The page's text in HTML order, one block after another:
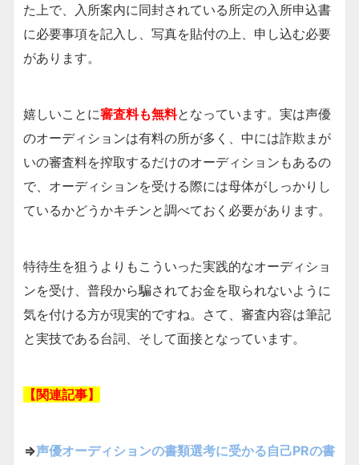
た上で、入所案内に同封されている所定の入所申込書
に必要事項を記入し、写真を貼付の上、申し込む必要
があります。
嬉しいことに審査料も無料となっています。実は声優
のオーディションは有料の所が多く、中には詐欺まが
いの審査料を搾取するだけのオーディションもあるの
で、オーディションを受ける際には母体がしっかりし
ているかどうかキチンと調べておく必要があります。
特待生を狙うよりもこういった実践的なオーディショ
ンを受け、普段から騙されてお金を取られないように
気を付ける方が現実的ですね。さて、審査内容は筆記
と実技である台詞、そして面接となっています。
【関連記事】
⇒声優オーディションの書類選考に受かる自己PRの書